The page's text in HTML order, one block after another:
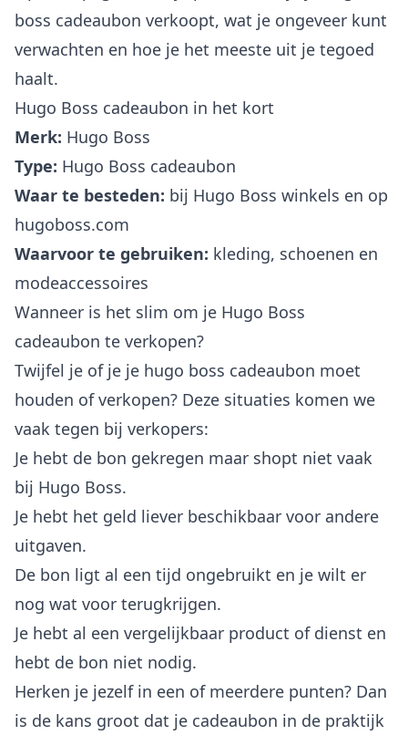
boss cadeaubon verkoopt, wat je ongeveer kunt
verwachten en hoe je het meeste uit je tegoed
haalt.
Hugo Boss cadeaubon in het kort
Merk: Hugo Boss
Type: Hugo Boss cadeaubon
Waar te besteden: bij Hugo Boss winkels en op
hugoboss.com
Waarvoor te gebruiken: kleding, schoenen en
modeaccessoires
Wanneer is het slim om je Hugo Boss
cadeaubon te verkopen?
Twijfel je of je je hugo boss cadeaubon moet
houden of verkopen? Deze situaties komen we
vaak tegen bij verkopers:
Je hebt de bon gekregen maar shopt niet vaak
bij Hugo Boss.
Je hebt het geld liever beschikbaar voor andere
uitgaven.
De bon ligt al een tijd ongebruikt en je wilt er
nog wat voor terugkrijgen.
Je hebt al een vergelijkbaar product of dienst en
hebt de bon niet nodig.
Herken je jezelf in een of meerdere punten? Dan
is de kans groot dat je cadeaubon in de praktijk